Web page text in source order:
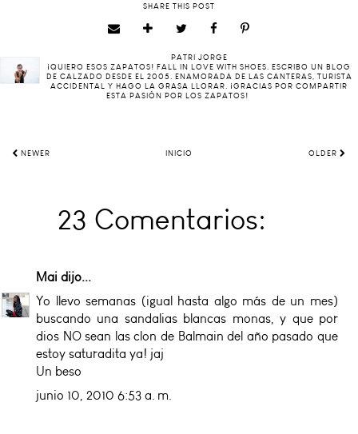
SHARE THIS POST
PATRI JORGE
¡QUIERO ESOS ZAPATOS! FALL IN LOVE WITH SHOES. ESCRIBO UN BLOG
DE CALZADO DESDE EL 2005. ENAMORADA DE LAS CANTERAS, TURISTA
ACCIDENTAL Y HAGO LA GRASA LLORAR. ¡GRACIAS POR COMPARTIR
ESTA PASIÓN POR LOS ZAPATOS!
NEWER INICIO OLDER
23 Comentarios:
Mai dijo...
Yo llevo semanas (igual hasta algo más de un mes)
buscando una sandalias blancas monas, y que por
dios NO sean las clon de Balmain del año pasado que
estoy saturadita ya! jaj
Un beso
junio 10, 2010 6:53 a. m.